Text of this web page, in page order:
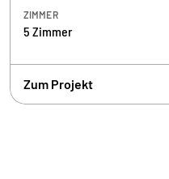
ZIMMER
5 Zimmer
Zum Projekt